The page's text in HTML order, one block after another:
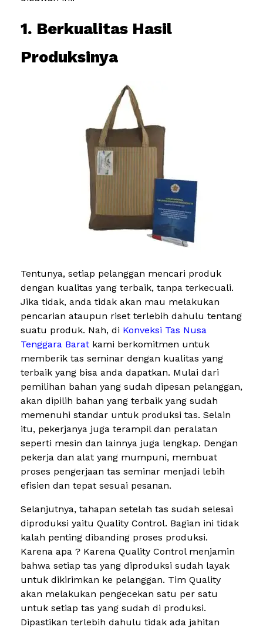
1. Berkualitas Hasil
Produksinya
Tentunya, setiap pelanggan mencari produk
dengan kualitas yang terbaik, tanpa terkecuali.
Jika tidak, anda tidak akan mau melakukan
pencarian ataupun riset terlebih dahulu tentang
suatu produk. Nah, di Konveksi Tas Nusa
Tenggara Barat kami berkomitmen untuk
memberik tas seminar dengan kualitas yang
terbaik yang bisa anda dapatkan. Mulai dari
pemilihan bahan yang sudah dipesan pelanggan,
akan dipilih bahan yang terbaik yang sudah
memenuhi standar untuk produksi tas. Selain
itu, pekerjanya juga terampil dan peralatan
seperti mesin dan lainnya juga lengkap. Dengan
pekerja dan alat yang mumpuni, membuat
proses pengerjaan tas seminar menjadi lebih
efisien dan tepat sesuai pesanan.
Selanjutnya, tahapan setelah tas sudah selesai
diproduksi yaitu Quality Control. Bagian ini tidak
kalah penting dibanding proses produksi.
Karena apa ? Karena Quality Control menjamin
bahwa setiap tas yang diproduksi sudah layak
untuk dikirimkan ke pelanggan. Tim Quality
akan melakukan pengecekan satu per satu
untuk setiap tas yang sudah di produksi.
Dipastikan terlebih dahulu tidak ada jahitan